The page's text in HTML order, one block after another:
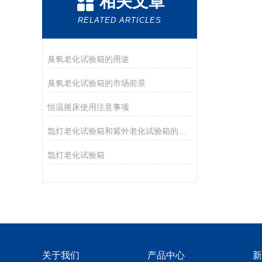
RELATED ARTICLES
臭氧老化试验箱的用途
臭氧老化试验箱的市场前景
恒温摇床使用注意事项
氙灯老化试验箱
关于我们 产品中心